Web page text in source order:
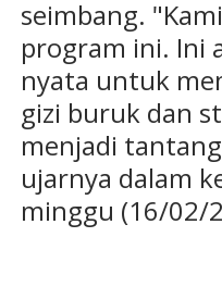
seimbang.
program ini. Ini
nyata untuk
gizi buruk dan
menjadi
ujarnya dalam
minggu (16/02/